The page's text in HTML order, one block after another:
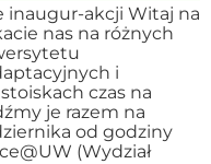
inaugur-akcji Witaj na
nas na różnych
i
czas na
je razem na
od godziny
(Wydział